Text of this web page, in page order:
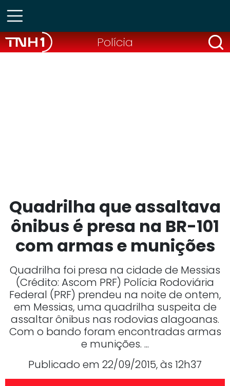
Polícia
Quadrilha que assaltava
ônibus é presa na BR-101
com armas e munições
Quadrilha foi presa na cidade de Messias
(Crédito: Ascom PRF) Polícia Rodoviária
Federal (PRF) prendeu na noite de ontem,
em Messias, uma quadrilha suspeita de
assaltar ônibus nas rodovias alagoanas.
Com o bando foram encontradas armas
e munições. ...
Publicado em 22/09/2015, às 12h37